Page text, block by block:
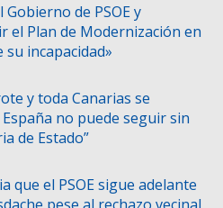
Gobierno de PSOE y
el Plan de Modernización en
incapacidad»
y toda Canarias se
no puede seguir sin
de Estado”
que el PSOE sigue adelante
pese al rechazo vecinal